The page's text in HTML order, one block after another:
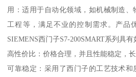
用：适用于自动化领域，如机械制造
工程等，满足不业的控制需求。产品
SIEMENS西门子S7-200SMART系列具有
高性价比：价格合理，并且性能稳定，长
可靠稳定：采用了西门子的工艺技术